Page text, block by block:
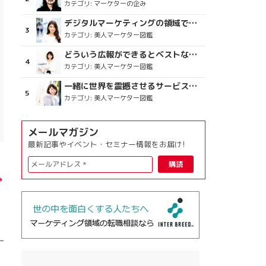
カテゴリ: マーケターの企み
デジタルマーケティングの領域で、海外というステージに
カテゴリ: 美人マーケター図鑑
どういう広報ができるとベストなのか
カテゴリ: 美人マーケター図鑑
一緒に世界を震撼させるサービスをつくりましょう
カテゴリ: 美人マーケター図鑑
メールマガジン
最新記事やイベント・セミナー情報をお届け!